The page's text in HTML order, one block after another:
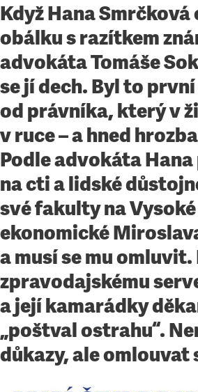
Když Hana
obálku s razítkem
advokáta Tomáše
se jí dech. Byl to
od právníka, který v
v ruce – a hned
Podle advokáta
na cti a lidské
své fakulty na
ekonomické
a musí se mu
zpravodajskému
a její kamarádky
„poštval ostrahu“.
důkazy, ale omlouvat